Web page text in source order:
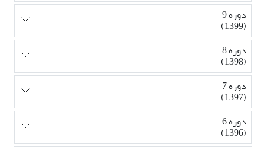
دوره 9
(1399)
دوره 8
(1398)
دوره 7
(1397)
دوره 6
(1396)